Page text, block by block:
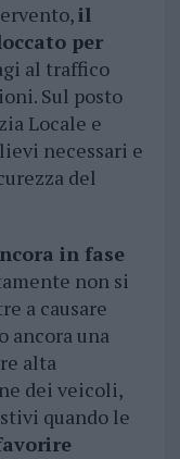
il
per
al traffico
Sul posto
Locale e
necessari e
del
in fase
non si
a causare
ancora una
alta
dei veicoli,
quando le